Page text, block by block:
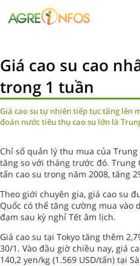
Giá cao su cao
trong 1 tuần
Giá cao su tự nhiên tiếp tục tăng lên
đoán nước tiêu thụ cao su lớn là
Chỉ số quản lý thu mua của
tăng so với tháng trước đó. Trung
tấn cao su trong năm 2008, tăng
Theo giới chuyên gia, giá cao su
Quốc có thể tăng cường mua vào
đạm sau kỳ nghỉ Tết âm lịch.
Giá cao su tại Tokyo tăng thêm
30/1. Vào đầu giờ chiều nay, giá
140,2 yen/kg (1.569 USD/tấn) tại